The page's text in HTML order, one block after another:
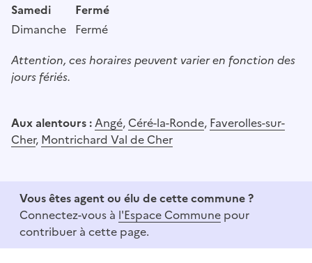
Samedi
Fermé
Dimanche Fermé
Attention, ces horaires peuvent varier en fonction des
jours fériés.
Aux alentours :Angé, Céré-la-Ronde, Faverolles-sur-
Cher, Montrichard Val de Cher
Vous êtes agent ou élu de cette commune ?
Connectez-vous à l'Espace Commune pour
contribuer à cette page.